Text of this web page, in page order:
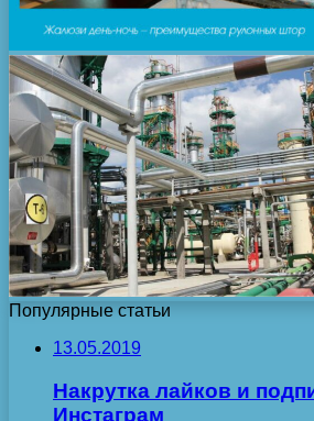
Популярные статьи
13.05.2019
Накрутка лайков и
Инстаграм